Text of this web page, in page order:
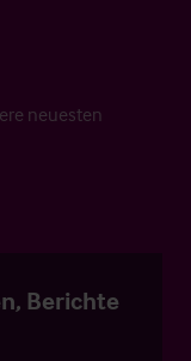
neuesten
Berichte